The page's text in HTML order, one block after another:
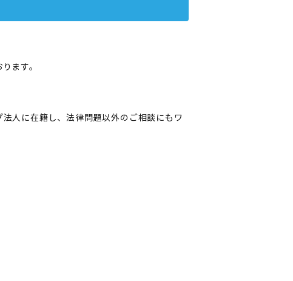
ます。
人に在籍し、法律問題以外のご相談にもワ